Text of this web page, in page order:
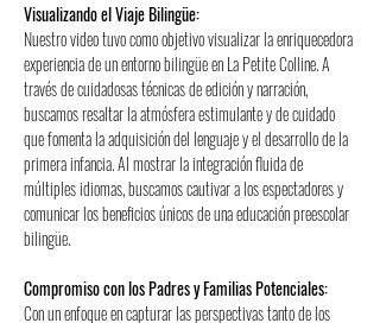
Visualizando el Viaje Bilingüe:
Nuestro video tuvo como objetivo visualizar la enriquecedora
experiencia de un entorno bilingüe en La Petite Colline. A
través de cuidadosas técnicas de edición y narración,
buscamos resaltar la atmósfera estimulante y de cuidado
que fomenta la adquisición del lenguaje y el desarrollo de la
primera infancia. Al mostrar la integración fluida de
múltiples idiomas, buscamos cautivar a los espectadores y
comunicar los beneficios únicos de una educación preescolar
bilingüe.
Compromiso con los Padres y Familias Potenciales:
Con un enfoque en capturar las perspectivas tanto de los